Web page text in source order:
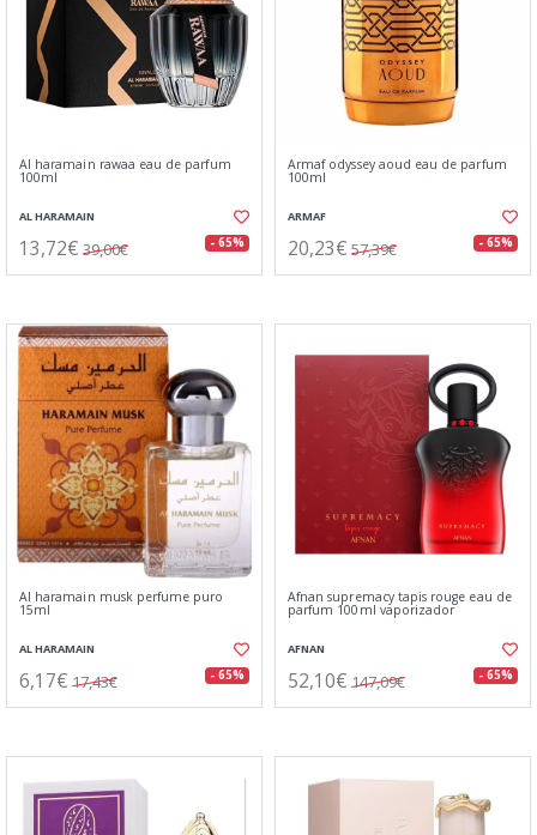
Al haramain rawaa eau de parfum
100ml
AL HARAMAIN
13,72€ 39,00€ - 65%
Armaf odyssey aoud eau de parfum
100ml
ARMAF
20,23€ 57,39€ - 65%
Al haramain musk perfume puro
15ml
AL HARAMAIN
6,17€ 17,43€ - 65%
Afnan supremacy tapis rouge eau de
parfum 100ml vaporizador
AFNAN
52,10€ 147,09€ - 65%